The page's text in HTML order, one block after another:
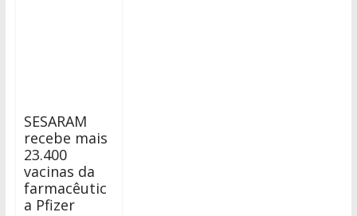
SESARAM
recebe mais
23.400
vacinas da
farmacêutic
a Pfizer